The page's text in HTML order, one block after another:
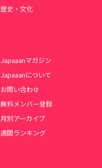
歴史・文化
Japaaanマガジン
Japaaanについて
お問い合わせ
無料メンバー登録
月別アーカイブ
週間ランキング